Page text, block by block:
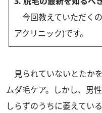
今回教えていただくの
アクリニック)です。
見られていないとたか
ムダ毛ケア。しかし、男
しらずのうちに萎えてい